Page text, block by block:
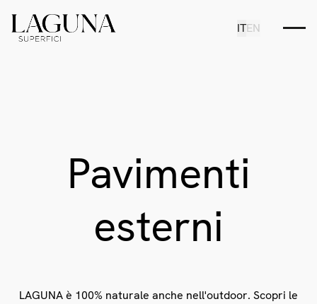
ITEN
Pavimenti
esterni
LAGUNA è 100% naturale anche nell'outdoor. Scopri le